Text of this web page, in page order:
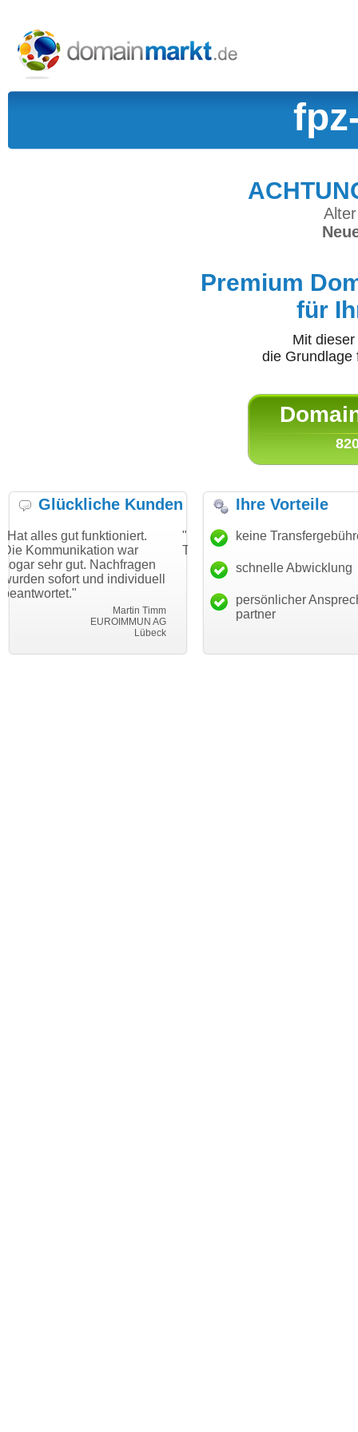
Premium
für
Mit
die
Glückliche Kunden
war
Nachfragen
individuell
"Danke für den schnellen
Transfer und guten Service!"
Thomas Schäfer
i can eckert communication GmbH
"Ich bin
haben. Die
mein
Ihre Vorteile
keine
schnelle Abwicklung
persönlicher
partner